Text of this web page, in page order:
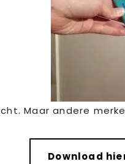
Maar andere
Download